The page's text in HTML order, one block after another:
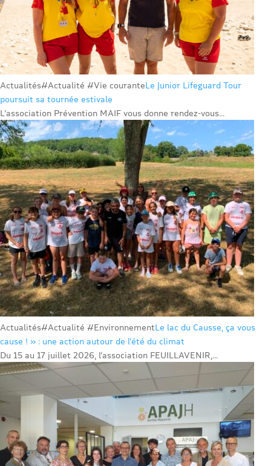
Actualités#Actualité #Vie couranteLe Junior Lifeguard Tour
poursuit sa tournée estivale
L’association Prévention MAIF vous donne rendez-vous...
Actualités#Actualité #EnvironnementLe lac du Causse, ça vous
cause ! » : une action autour de l’été du climat
Du 15 au 17 juillet 2026, l’association FEUILLAVENIR,...